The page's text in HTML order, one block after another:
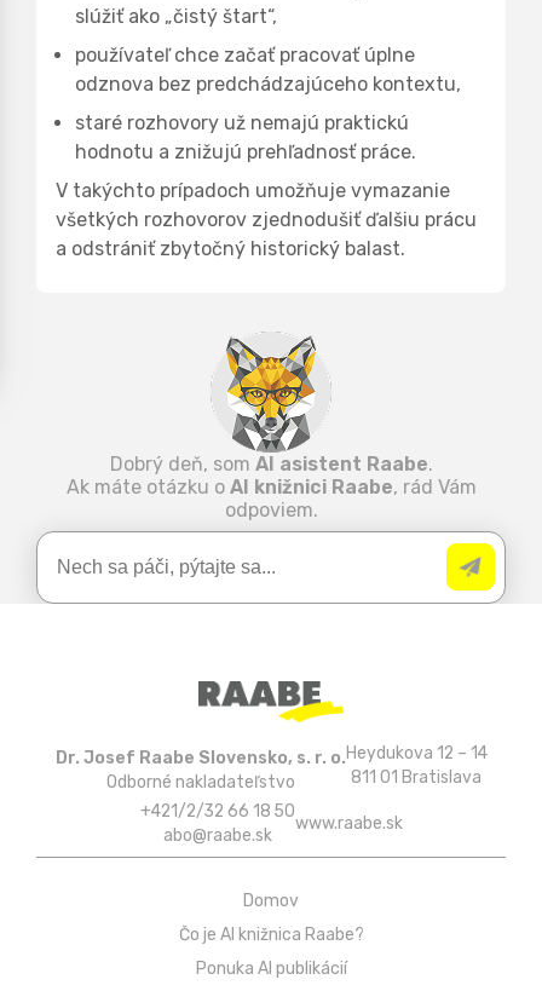
slúžiť ako „čistý štart“,
používateľ chce začať pracovať úplne
odznova bez predchádzajúceho kontextu,
staré rozhovory už nemajú praktickú
hodnotu a znižujú prehľadnosť práce.
V takýchto prípadoch umožňuje vymazanie
všetkých rozhovorov zjednodušiť ďalšiu prácu
a odstrániť zbytočný historický balast.
Dobrý deň, som AI asistent Raabe.
Ak máte otázku o AI knižnici Raabe, rád Vám
odpoviem.
Dr. Josef Raabe Slovensko, s. r. o.
Odborné nakladateľstvo
Heydukova 12 – 14
811 01 Bratislava
+421/2/32 66 18 50
abo@raabe.sk
www.raabe.sk
Domov
Čo je AI knižnica Raabe?
Ponuka AI publikácií